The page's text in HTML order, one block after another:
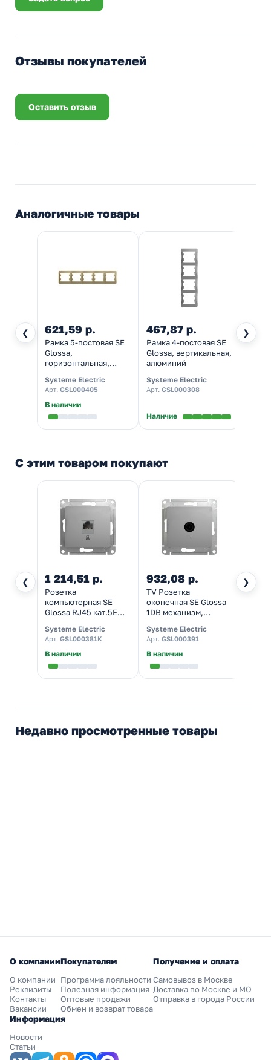
Отзывы покупателей
Оставить отзыв
Аналогичные товары
❮ ❯
621,59 р.
Рамка 5-постовая SE
Glossa,
горизонтальная,
Systeme Electric
Арт. GSL000405
В наличии
467,87 р.
Рамка 4-постовая SE
Glossa, вертикальная,
алюминий
Systeme Electric
Арт. GSL000308
Наличие
С этим товаром покупают
❮ ❯
1 214,51 р.
Розетка
компьютерная SE
Glossa RJ45 кат.5E
Systeme Electric
Арт. GSL000381K
В наличии
932,08 р.
TV Розетка
оконечная SE Glossa
1DB механизм,
Systeme Electric
Арт. GSL000391
В наличии
Недавно просмотренные товары
О компании
О компании
Реквизиты
Контакты
Вакансии
Покупателям
Программа лояльности
Полезная информация
Оптовые продажи
Обмен и возврат товара
Получение и оплата
Самовывоз в Москве
Доставка по Москве и МО
Отправка в города России
Информация
Новости
Статьи